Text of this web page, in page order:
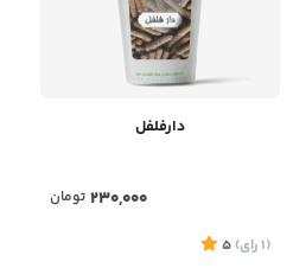
دارفلفل
230,000 تومان
(1 رای)
5